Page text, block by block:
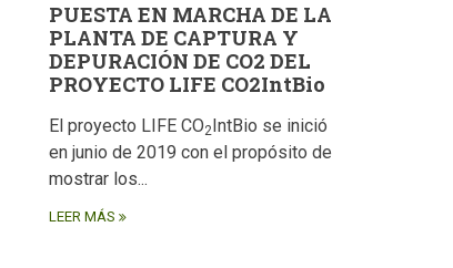
PUESTA EN MARCHA DE LA
PLANTA DE CAPTURA Y
DEPURACIÓN DE CO2 DEL
PROYECTO LIFE CO2IntBio
El proyecto LIFE CO2 IntBio se inició
en junio de 2019 con el propósito de
mostrar los...
LEER MÁS